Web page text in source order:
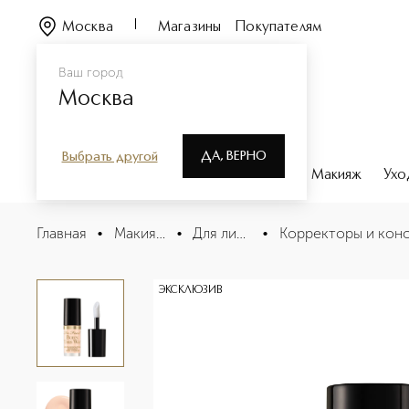
Ваш город
Москва
Выбрать другой ДА, ВЕРНО
Москва Магазины Покупателям
Парфюмерия Макияж
BORN THIS WAY SUPER COVERAGE CONCEALER
Описание
Главная • Макияж • Для лица •
ЭКСКЛЮЗИВ